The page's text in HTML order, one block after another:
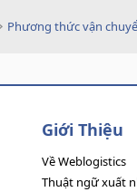
Phương thức vận
Giới Thiệu
Về Weblogistics
Thuật ngữ xuất